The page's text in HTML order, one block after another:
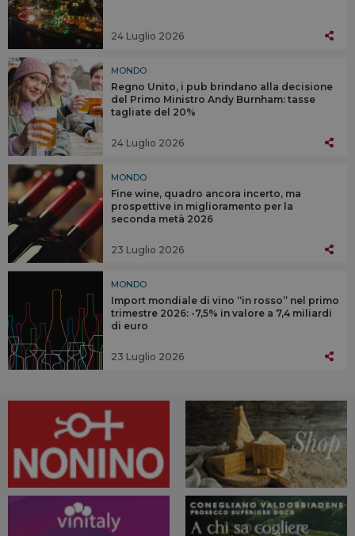
24 Luglio 2026
MONDO
Regno Unito, i pub brindano alla decisione
del Primo Ministro Andy Burnham: tasse
tagliate del 20%
24 Luglio 2026
MONDO
Fine wine, quadro ancora incerto, ma
prospettive in miglioramento per la
seconda metà 2026
23 Luglio 2026
MONDO
Import mondiale di vino “in rosso” nel primo
trimestre 2026: -7,5% in valore a 7,4 miliardi
di euro
23 Luglio 2026